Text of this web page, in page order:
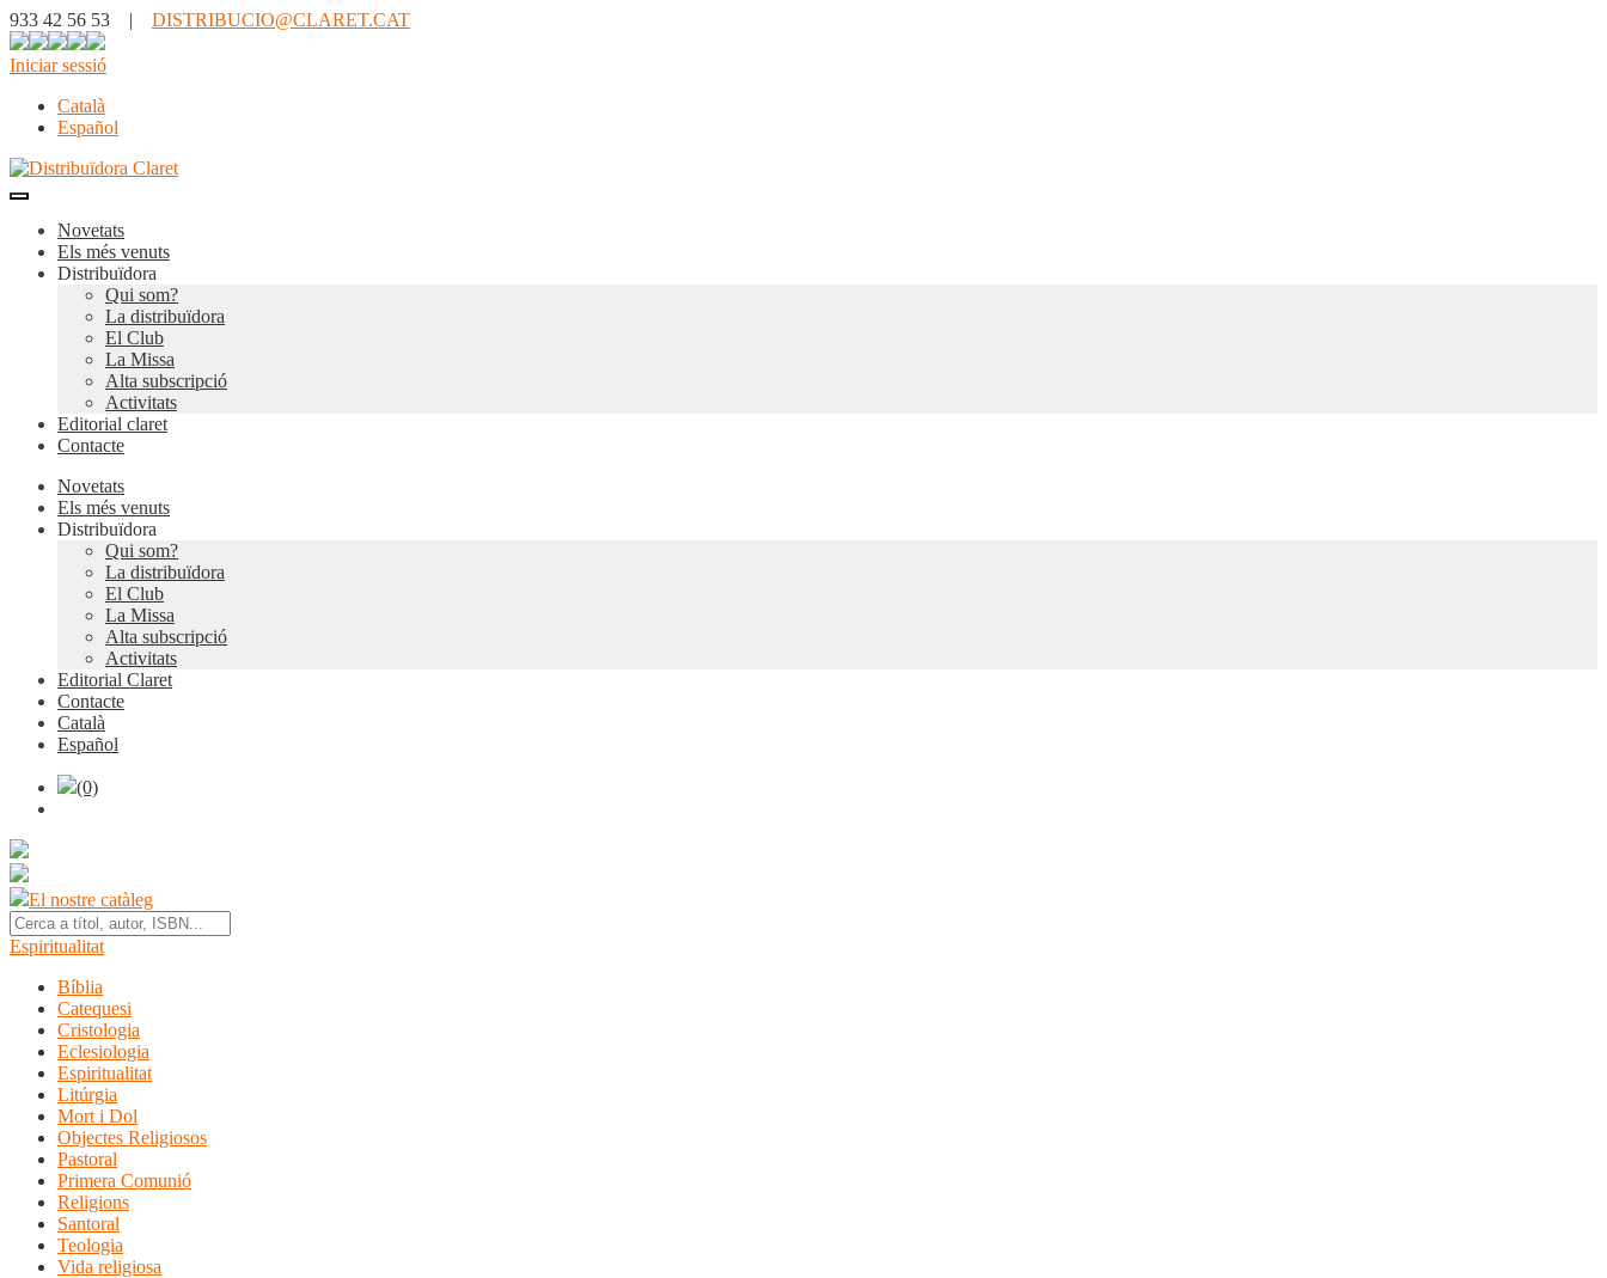
933 42 56 53 | DISTRIBUCIO@CLARET.CAT
Iniciar sessió
Català
Español
Novetats
Els més venuts
Distribuïdora
Qui som?
La distribuïdora
El Club
La Missa
Alta subscripció
Activitats
Editorial claret
Contacte
Novetats
Els més venuts
Distribuïdora
Qui som?
La distribuïdora
El Club
La Missa
Alta subscripció
Activitats
Editorial Claret
Contacte
Català
Español
(0)
El nostre catàleg
Espiritualitat
Bíblia
Catequesi
Cristologia
Eclesiologia
Espiritualitat
Litúrgia
Mort i Dol
Objectes Religiosos
Pastoral
Primera Comunió
Religions
Santoral
Teologia
Vida religiosa